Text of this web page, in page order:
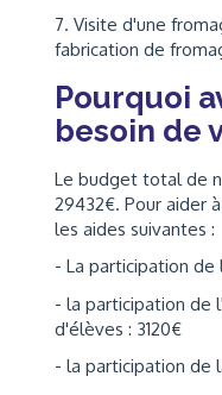
7. Visite d'une
fabrication de
Pourquoi
besoin de
Le budget total de
29432€. Pour aider
les aides suivantes :
- La participation de
- la participation de
d'élèves : 3120€
- la participation de